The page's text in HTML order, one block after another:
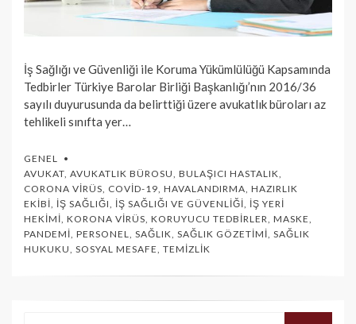
İş Sağlığı ve Güvenliği ile Koruma Yükümlülüğü Kapsamında
Tedbirler Türkiye Barolar Birliği Başkanlığı’nın 2016/36
sayılı duyurusunda da belirttiği üzere avukatlık büroları az
tehlikeli sınıfta yer…
GENEL
AVUKAT, AVUKATLIK BÜROSU, BULAŞICI HASTALIK,
CORONA VIRÜS, COVID-19, HAVALANDIRMA, HAZIRLIK
EKIBI, İŞ SAĞLIĞI, İŞ SAĞLIĞI VE GÜVENLIĞI, İŞ YERI
HEKIMI, KORONA VIRÜS, KORUYUCU TEDBIRLER, MASKE,
PANDEMI, PERSONEL, SAĞLIK, SAĞLIK GÖZETIMI, SAĞLIK
HUKUKU, SOSYAL MESAFE, TEMIZLIK